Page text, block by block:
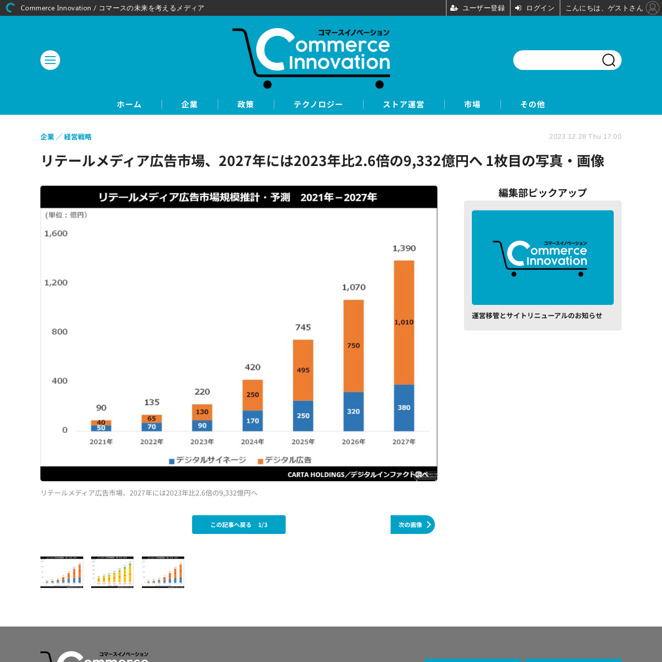
ホーム 企業 政策 テクノロジー ストア運営 市場 その他
リテールメディア広告市場、2027年には2023年比2.6倍の9,332億円へ 1枚目の写真・画像
企業 経営戦略 2023.12.28 Thu 17:00
リテールメディア広告市場、2027年には2023年比2.6倍の9,332億円へ
次の画像
この記事へ戻る 1/3
編集部ピックアップ
運営移管とサイトリニューアルのお知らせ
Commerce Innovation / コマースの未来を考えるメディア ユーザー登録 ログイン こんにちは、ゲストさん